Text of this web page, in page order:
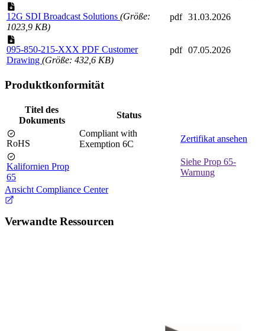
12G SDI Broadcast Solutions (Größe:
1023,9 KB)
pdf 31.03.2026
095-850-215-XXX PDF Customer
Drawing (Größe: 432,6 KB)
pdf 07.05.2026
Produktkonformität
Titel des
Dokuments
Status
RoHS
Compliant with
Exemption 6C
Zertifikat ansehen
Kalifornien Prop
65
Siehe Prop 65-
Warnung
Ansicht Compliance Center
Verwandte Ressourcen